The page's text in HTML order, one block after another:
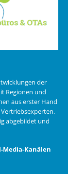
der
Regionen und
aus erster Hand
abgebildet und
Media-Kanälen